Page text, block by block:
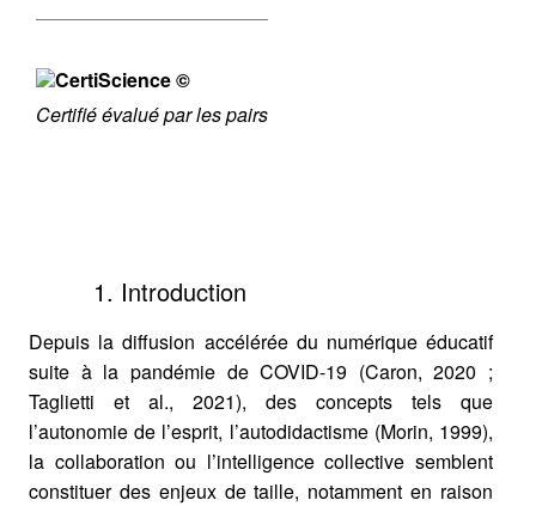
Certifié évalué par les pairs
1. Introduction
Depuis la diffusion accélérée du numérique éducatif
suite à la pandémie de COVID-19 (Caron, 2020 ;
Taglietti et al., 2021), des concepts tels que
l’autonomie de l’esprit, l’autodidactisme (Morin, 1999),
la collaboration ou l’intelligence collective semblent
constituer des enjeux de taille, notamment en raison